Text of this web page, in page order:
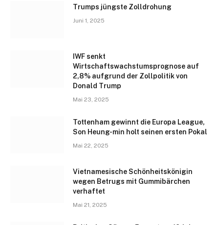
Trumps jüngste Zolldrohung
Juni 1, 2025
IWF senkt
Wirtschaftswachstumsprognose auf
2,8% aufgrund der Zollpolitik von
Donald Trump
Mai 23, 2025
Tottenham gewinnt die Europa League,
Son Heung-min holt seinen ersten Pokal
Mai 22, 2025
Vietnamesische Schönheitskönigin
wegen Betrugs mit Gummibärchen
verhaftet
Mai 21, 2025